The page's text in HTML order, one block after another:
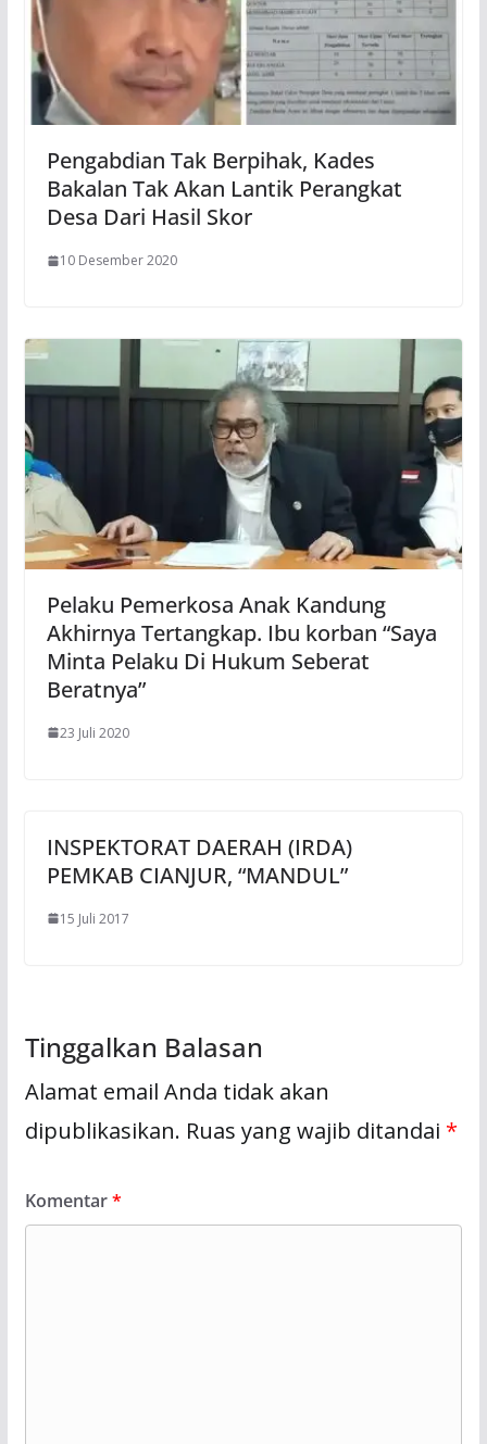
Pengabdian Tak Berpihak, Kades
Bakalan Tak Akan Lantik Perangkat
Desa Dari Hasil Skor
10 Desember 2020
Pelaku Pemerkosa Anak Kandung
Akhirnya Tertangkap. Ibu korban “Saya
Minta Pelaku Di Hukum Seberat
Beratnya”
23 Juli 2020
INSPEKTORAT DAERAH (IRDA)
PEMKAB CIANJUR, “MANDUL”
15 Juli 2017
Tinggalkan Balasan
Alamat email Anda tidak akan
dipublikasikan. Ruas yang wajib ditandai *
Komentar*